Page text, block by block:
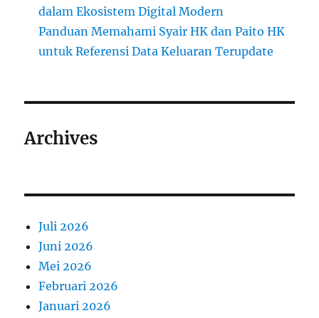
dalam Ekosistem Digital Modern
Panduan Memahami Syair HK dan Paito HK
untuk Referensi Data Keluaran Terupdate
Archives
Juli 2026
Juni 2026
Mei 2026
Februari 2026
Januari 2026